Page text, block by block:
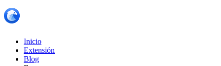
Inicio
Extensión
Blog